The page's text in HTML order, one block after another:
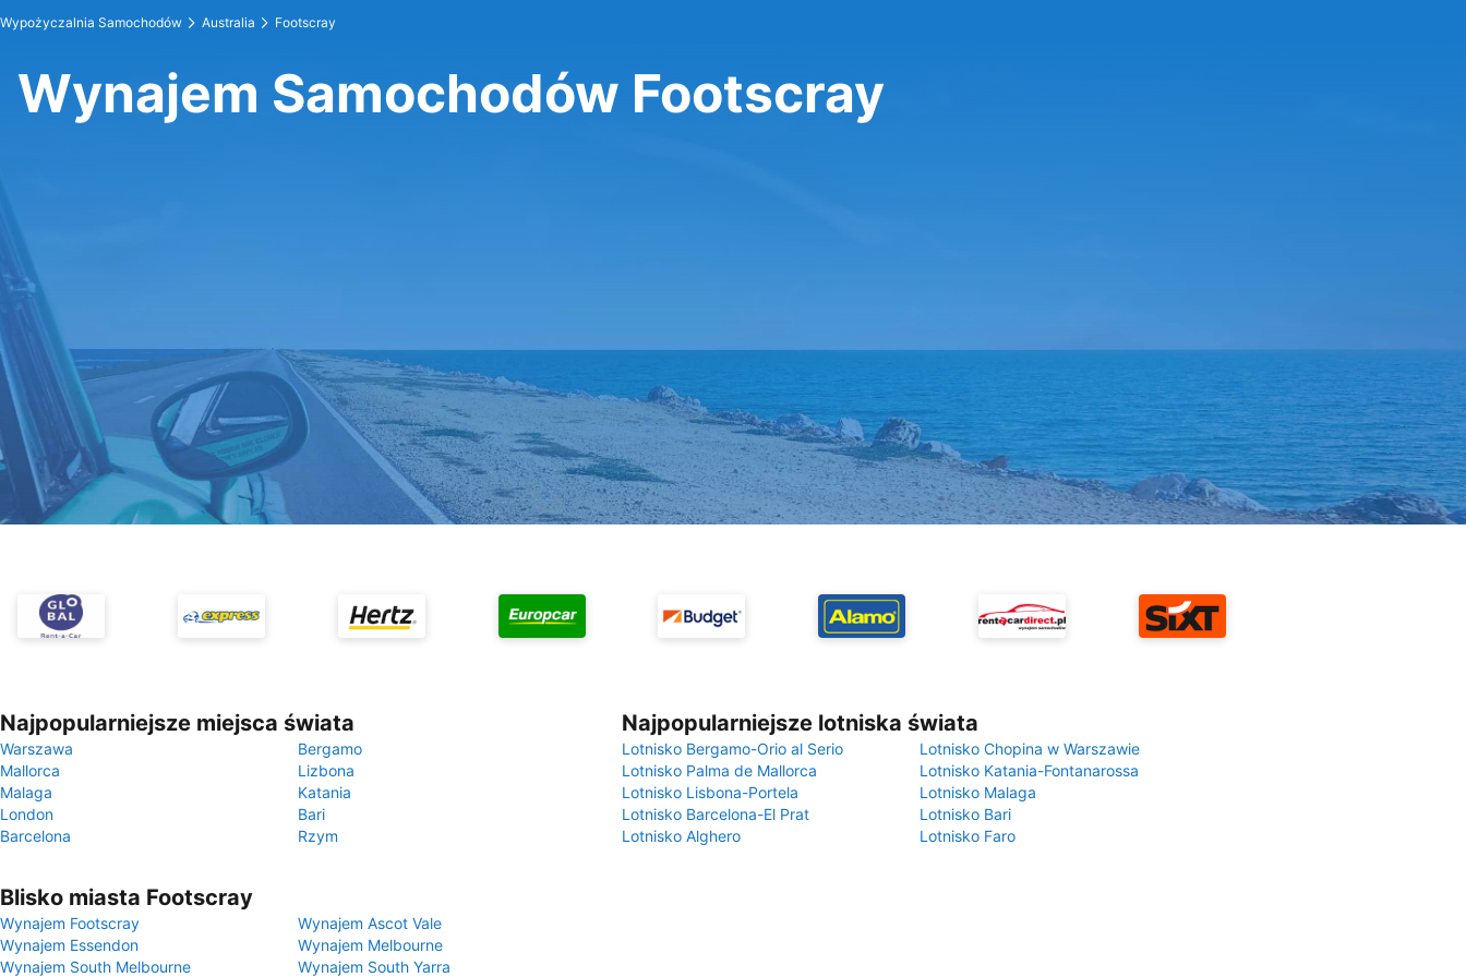
Wypożyczalnia Samochodów Australia Footscray
Wynajem Samochodów Footscray
Najpopularniejsze miejsca świata
Warszawa
Bergamo
Mallorca
Lizbona
Malaga
Katania
London
Bari
Barcelona
Rzym
Najpopularniejsze lotniska świata
Lotnisko Bergamo-Orio al Serio
Lotnisko Chopina w Warszawie
Lotnisko Palma de Mallorca
Lotnisko Katania-Fontanarossa
Lotnisko Lisbona-Portela
Lotnisko Malaga
Lotnisko Barcelona-El Prat
Lotnisko Bari
Lotnisko Alghero
Lotnisko Faro
Blisko miasta Footscray
Wynajem Footscray
Wynajem Ascot Vale
Wynajem Essendon
Wynajem Melbourne
Wynajem South Melbourne
Wynajem South Yarra